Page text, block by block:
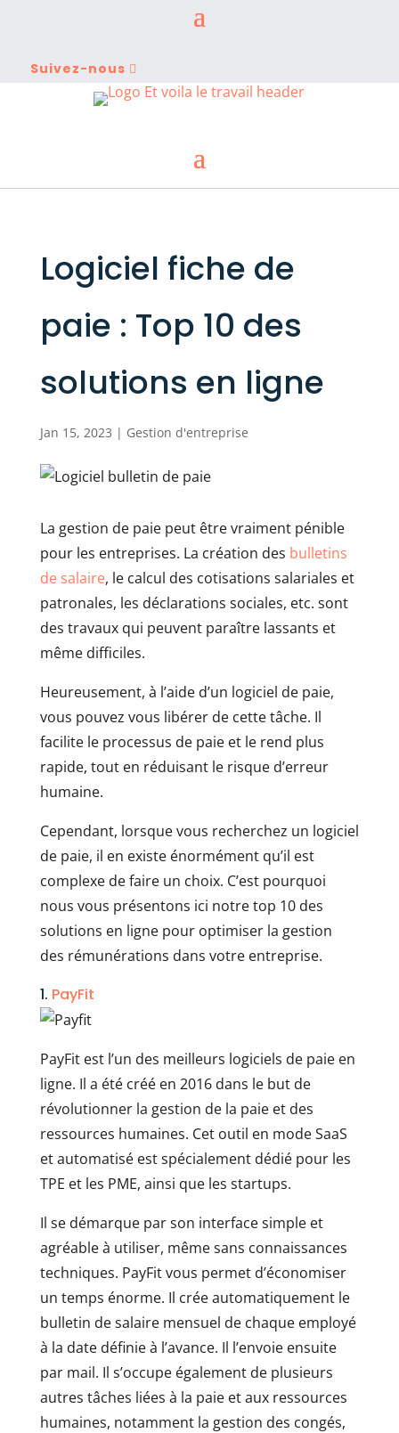
Suivez-nous
Logiciel fiche de
paie : Top 10 des
solutions en ligne
Jan 15, 2023 | Gestion d'entreprise
La gestion de paie peut être vraiment pénible
pour les entreprises. La création des bulletins
de salaire, le calcul des cotisations salariales et
patronales, les déclarations sociales, etc. sont
des travaux qui peuvent paraître lassants et
même difficiles.
Heureusement, à l’aide d’un logiciel de paie,
vous pouvez vous libérer de cette tâche. Il
facilite le processus de paie et le rend plus
rapide, tout en réduisant le risque d’erreur
humaine.
Cependant, lorsque vous recherchez un logiciel
de paie, il en existe énormément qu’il est
complexe de faire un choix. C’est pourquoi
nous vous présentons ici notre top 10 des
solutions en ligne pour optimiser la gestion
des rémunérations dans votre entreprise.
1. PayFit
PayFit est l’un des meilleurs logiciels de paie en
ligne. Il a été créé en 2016 dans le but de
révolutionner la gestion de la paie et des
ressources humaines. Cet outil en mode SaaS
et automatisé est spécialement dédié pour les
TPE et les PME, ainsi que les startups.
Il se démarque par son interface simple et
agréable à utiliser, même sans connaissances
techniques. PayFit vous permet d’économiser
un temps énorme. Il crée automatiquement le
bulletin de salaire mensuel de chaque employé
à la date définie à l’avance. Il l’envoie ensuite
par mail. Il s’occupe également de plusieurs
autres tâches liées à la paie et aux ressources
humaines, notamment la gestion des congés,